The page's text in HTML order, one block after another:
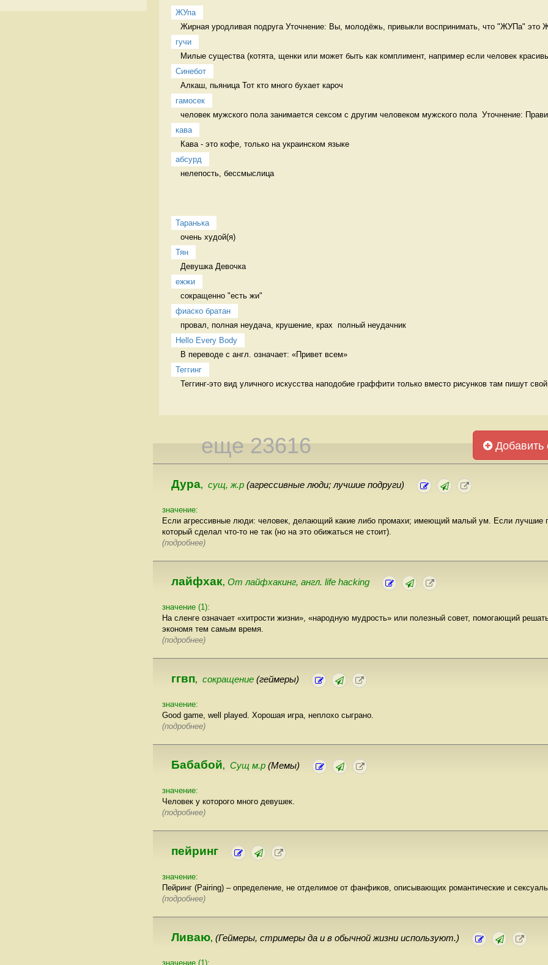
ЖУпа
Жирная уродливая подруга Уточнение: Вы, молодёжь, привыкли воспринимать, что "ЖУПа" это
гучи
Милые существа (котята, щенки или может быть как комплимент, например если человек
Синебот
Алкаш, пьяница Тот кто много бухает кароч
гамосек
человек мужского пола занимается сексом с другим человеком мужского пола  Уточнение:
кава
Кава - это кофе, только на украинском языке
абсурд
нелепость, бессмыслица
Таранька
очень худой(я)
Тян
Девушка Девочка
ежжи
сокращенно "есть жи"
фиаско братан
провал, полная неудача, крушение, крах  полный неудачник
Hello Every Body
В переводе с англ. означает: «Привет всем»
Теггинг
Теггинг-это вид уличного искусства наподобие граффити только вместо рисунков там пишут свой
еще 23616 Добавить
Дура, сущ, ж.р (агрессивные люди; лучшие подруги)
значение:
Если агрессивные люди: человек, делающий какие либо промахи; имеющий малый ум. Если лучшие
который сделал что-то не так (но на это обижаться не стоит).
(подробнее)
лайфхак, От лайфхакинг, англ. life hacking
значение (1):
На сленге означает «хитрости жизни», «народную мудрость» или полезный совет, помогающий
экономя тем самым время.
(подробнее)
ггвп, сокращение (геймеры)
значение:
Good game, well played. Хорошая игра, неплохо сыграно.
(подробнее)
Бабабой, Сущ м.р (Мемы)
значение:
Человек у которого много девушек.
(подробнее)
пейринг
значение:
Пейринг (Pairing) – определение, не отделимое от фанфиков, описывающих романтические и
(подробнее)
Ливаю, (Геймеры, стримеры да и в обычной жизни используют.)
значение (1):